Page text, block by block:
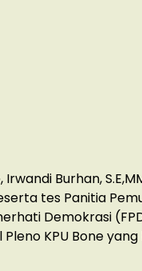
Burhan,
tes Panitia
Demokrasi
KPU Bone